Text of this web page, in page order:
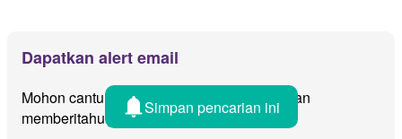
Dapatkan alert email
Mohon cantumkan email anda dan kami akan
memberitahu jika ada iklan baru untuk
Simpan pencarian ini